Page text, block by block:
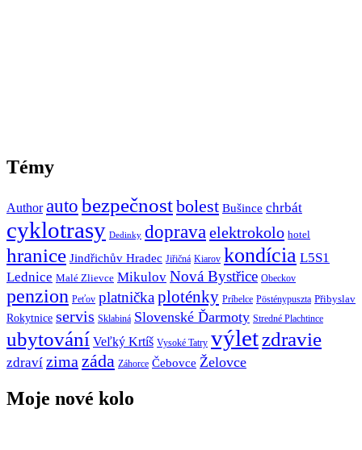
Témy
Author auto bezpečnostbolest Bušince chrbát
cyklotrasy Dedinky dopravaelektrokolo hotel
hranice Jindřichův Hradec Jiřičná Kiarov kondícia L5S1
Lednice Malé Zlievce Mikulov Nová Bystřice Obeckov
penzion Peťov platničkaploténky Príbelce Pösténypuszta Přibyslav
Rokytnice servis Sklabiná Slovenské Ďarmoty Stredné Plachtince
ubytování Veľký Krtíš Vysoké Tatry výletzdravie
zdraví zima záda Záhorce Čebovce Želovce
Moje nové kolo